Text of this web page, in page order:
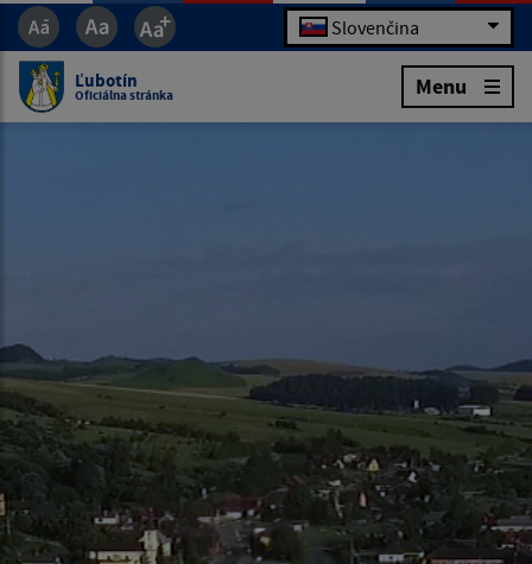
Slovenčina
Ľubotín
Oficiálna stránka Menu